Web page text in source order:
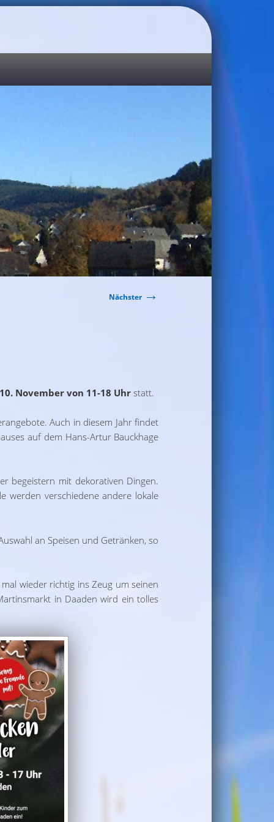
Nächster →
November von 11-18 Uhrstatt.
Auch in diesem Jahr findet
auf dem Hans-Artur Bauckhage
begeistern mit dekorativen Dingen.
werden verschiedene andere lokale
an Speisen und Getränken, so
wieder richtig ins Zeug um seinen
in Daaden wird ein tolles